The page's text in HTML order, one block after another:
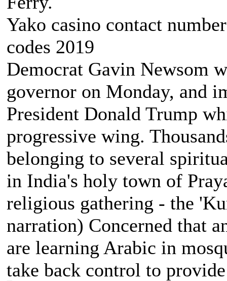
Yako casino contact
codes 2019
Democrat Gavin Newsom
governor on Monday, and
President Donald Trump
progressive wing.
belonging to several
in India's holy town of
religious gathering - the
narration) Concerned that
are learning Arabic in
take back control to